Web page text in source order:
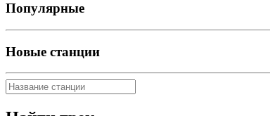
Популярные
Новые станции